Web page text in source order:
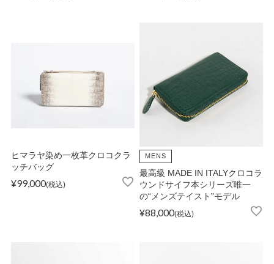
ヒマラヤ染め一枚革クロコクラ
ッチバッグ
¥99,000 税込
MENS
最高級 MADE IN ITALYクロコラ
ウンドサイフ本シリーズ唯一
の“メンズテイスト”モデル
¥88,000 税込